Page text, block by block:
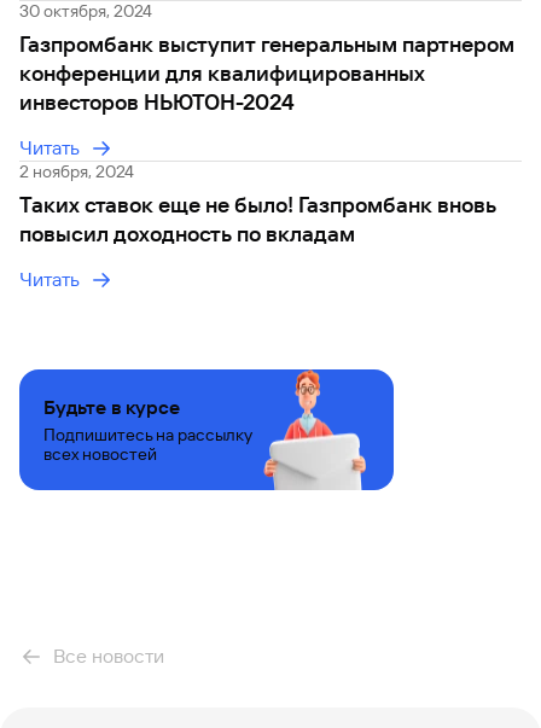
Все новости
30 октября, 2024
Газпромбанк выступит генеральным партнером
конференции для квалифицированных
инвесторов НЬЮТОН-2024
Читать
2 ноября, 2024
Таких ставок еще не было! Газпромбанк вновь
повысил доходность по вкладам
Читать
Будьте в курсе
Подпишитесь на рассылку
всех новостей